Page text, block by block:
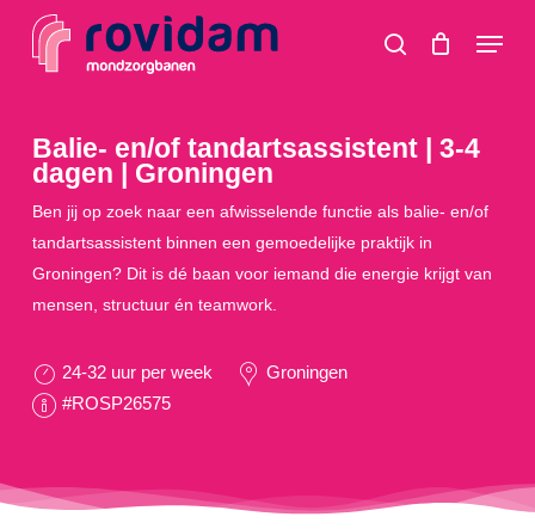
search
Menu
Balie- en/of tandartsassistent | 3-4
dagen | Groningen
Ben jij op zoek naar een afwisselende functie als balie- en/of
tandartsassistent binnen een gemoedelijke praktijk in
Groningen? Dit is dé baan voor iemand die energie krijgt van
mensen, structuur én teamwork.
24-32 uur per week
Groningen
#ROSP26575